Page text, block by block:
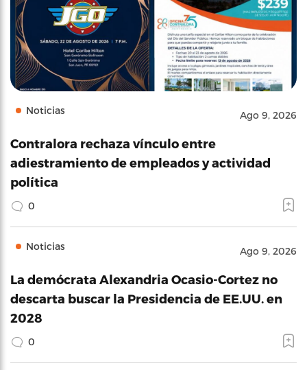
Noticias Ago 9, 2026
Contralora rechaza vínculo entre
adiestramiento de empleados y actividad
política
0
Noticias Ago 9, 2026
La demócrata Alexandria Ocasio-Cortez no
descarta buscar la Presidencia de EE.UU. en
2028
0